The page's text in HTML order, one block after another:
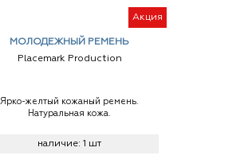
Акция
МОЛОДЕЖНЫЙ РЕМЕНЬ
Placemark Production
Ярко-желтый кожаный ремень.
Натуральная кожа.
наличие: 1 шт